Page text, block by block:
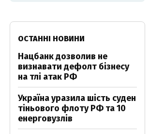
ОСТАННІ НОВИНИ
Нацбанк дозволив не
визнавати дефолт бізнесу
на тлі атак РФ
Україна уразила шість суден
тіньового флоту РФ та 10
енерговузлів